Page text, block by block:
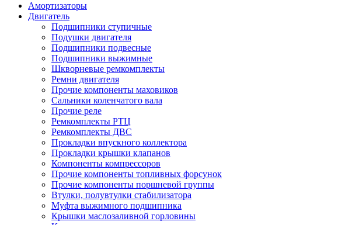
Амортизаторы
Двигатель
Подшипники ступичные
Подушки двигателя
Подшипники подвесные
Подшипники выжимные
Шкворневые ремкомплекты
Ремни двигателя
Прочие компоненты маховиков
Сальники коленчатого вала
Прочие реле
Ремкомплекты РТЦ
Ремкомплекты ДВС
Прокладки впускного коллектора
Прокладки крышки клапанов
Компоненты компрессоров
Прочие компоненты топливных форсунок
Прочие компоненты поршневой группы
Втулки, полувтулки стабилизатора
Муфта выжимного подшипника
Крышки маслозаливной горловины